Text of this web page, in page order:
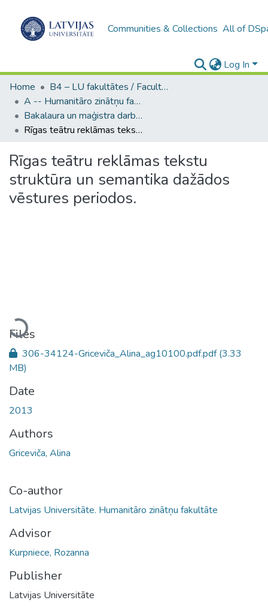
Communities & Collections All of
Log In
Home
B4 – LU fakultātes / Faculties of the UL
A -- Humanitāro zinātņu fakultāte / Faculty of Humanities
Bakalaura un maģistra darbi (HZF) / Bachelor's and Master's theses
Rīgas teātru reklāmas tekstu struktūra un semantika dažādos vēstures periodos.
Rīgas teātru reklāmas tekstu
struktūra un semantika dažādos
vēstures periodos.
Loading...
Files
306-34124-Griceviča_Alina_ag10100.pdf.pdf(3.33
MB)
Date
2013
Authors
Griceviča, Alina
Co-author
Latvijas Universitāte. Humanitāro zinātņu fakultāte
Advisor
Kurpniece, Rozanna
Publisher
Latvijas Universitāte